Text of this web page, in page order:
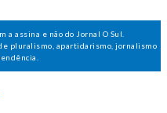
assina e não do Jornal O Sul.
pluralismo, apartidarismo, jornalismo